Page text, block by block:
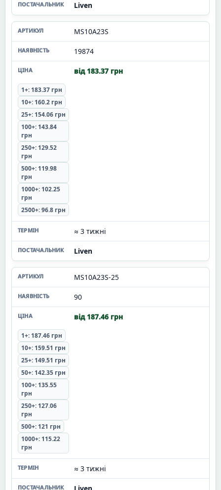
Liven
MS10A23S
19874
від 183.37 грн
1+: 183.37 грн
10+: 160.2 грн
25+: 154.06 грн
100+: 143.84
грн
250+: 129.52
грн
500+: 119.98
грн
1000+: 102.25
грн
2500+: 96.8 грн
≈ 3 тижні
Liven
MS10A23S-25
90
від 187.46 грн
1+: 187.46 грн
10+: 159.51 грн
25+: 149.51 грн
50+: 142.35 грн
100+: 135.55
грн
250+: 127.06
грн
500+: 121 грн
1000+: 115.22
грн
≈ 3 тижні